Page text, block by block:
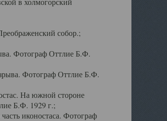
собор.;
Фотограф Оттлие Б.Ф.
Фотограф Оттлие Б.Ф.
На южной стороне
Б.Ф. 1929 г.;
иконостаса. Фотограф